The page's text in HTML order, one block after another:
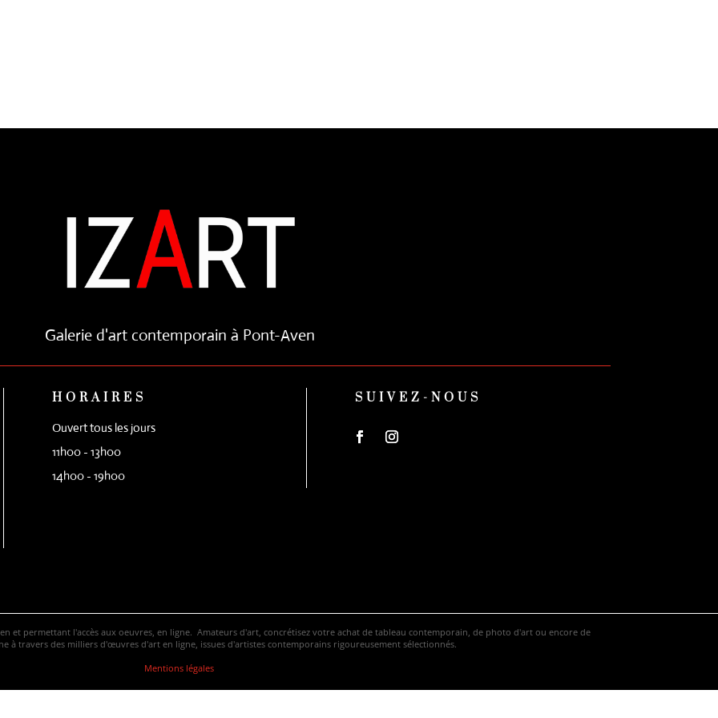
Galerie d'art contemporain à Pont-Aven
HORAIRES
Ouvert tous les jours
11h00 - 13h00
14h00 - 19h00
SUIVEZ-NOUS
et permettant l'accès aux oeuvres, en ligne. Amateurs d'art, concrétisez votre achat de tableau contemporain, de photo d'art ou encore de
à travers des milliers d'œuvres d'art en ligne, issues d'artistes contemporains rigoureusement sélectionnés.
Mentions légales